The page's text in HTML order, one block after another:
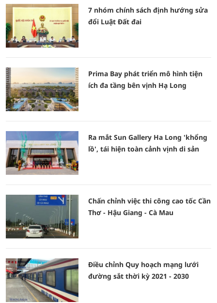
7 nhóm chính sách định hướng sửa
đổi Luật Đất đai
Prima Bay phát triển mô hình tiện
ích đa tầng bên vịnh Hạ Long
Ra mắt Sun Gallery Ha Long 'khổng
lồ', tái hiện toàn cảnh vịnh di sản
Chấn chỉnh việc thi công cao tốc Cần
Thơ - Hậu Giang - Cà Mau
Điều chỉnh Quy hoạch mạng lưới
đường sắt thời kỳ 2021 - 2030